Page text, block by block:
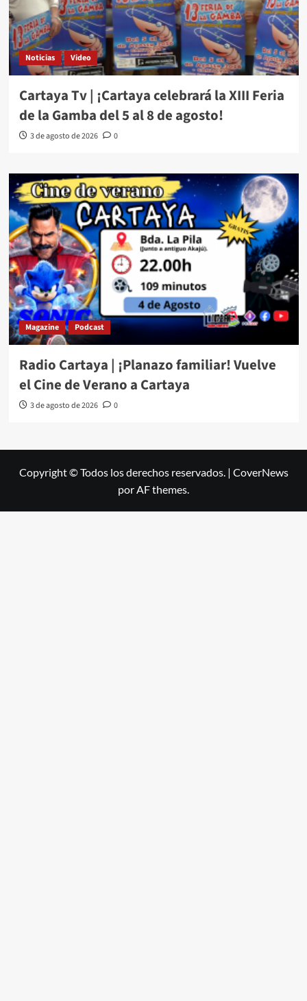
Noticias Video
Cartaya Tv | ¡Cartaya celebrará la XIII Feria
de la Gamba del 5 al 8 de agosto!
3 de agosto de 2026 0
Magazine Podcast
Radio Cartaya | ¡Planazo familiar! Vuelve
el Cine de Verano a Cartaya
3 de agosto de 2026 0
Copyright © Todos los derechos reservados. | CoverNews
por AF themes.